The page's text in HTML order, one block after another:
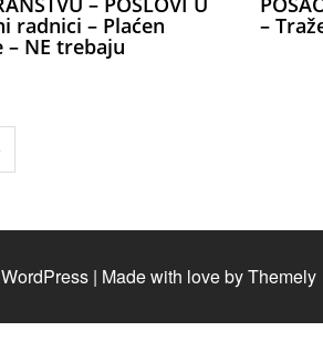
radnici – Plaćen
– NE trebaju
–
| Made with love byThemely